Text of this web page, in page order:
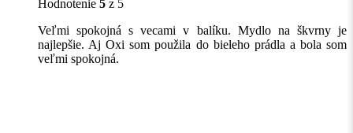
Hodnotenie 5 z 5
Veľmi spokojná s vecami v balíku. Mydlo na škvrny je
najlepšie. Aj Oxi som použila do bieleho prádla a bola som
veľmi spokojná.